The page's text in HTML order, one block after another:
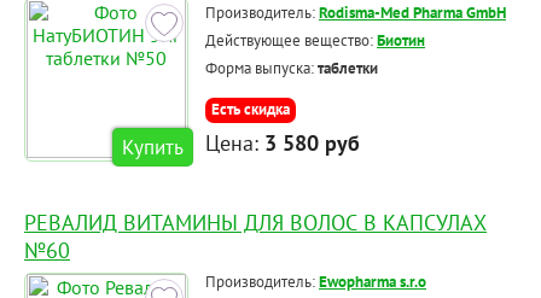
Купить
Производитель:Rodisma-Med Pharma GmbH
Действующее вещество:Биотин
Форма выпуска:таблетки
Есть скидка
Цена: 3 580 руб
РЕВАЛИД ВИТАМИНЫ ДЛЯ ВОЛОС В КАПСУЛАХ
№60
Производитель:Ewopharma s.r.o